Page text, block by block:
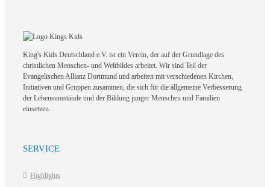
King's Kids Deutschland e.V. ist ein Verein, der auf der Grundlage des
christlichen Menschen- und Weltbildes arbeitet. Wir sind Teil der
Evangelischen Allianz Dortmund und arbeiten mit verschiedenen Kirchen,
Initiativen und Gruppen zusammen, die sich für die allgemeine Verbesserung
der Lebensumstände und der Bildung junger Menschen und Familien
einsetzen.
SERVICE
Highlights